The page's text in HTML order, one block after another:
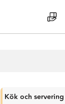
Kök och servering